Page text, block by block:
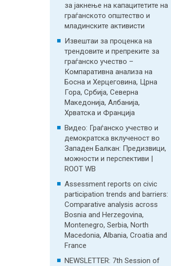
за јакнење на капацитетите на
граѓанското општество и
младинските активисти
Извештаи за проценка на
трендовите и препреките за
граѓанско учество –
Компаративна анализа на
Босна и Херцеговина, Црна
Гора, Србија, Северна
Македонија, Албанија,
Хрватска и Франција
Видео: Граѓанско учество и
демократска вклученост во
Западен Балкан: Предизвици,
можности и перспективи |
ROOT WB
Assessment reports on civic
participation trends and barriers:
Comparative analysis across
Bosnia and Herzegovina,
Montenegro, Serbia, North
Macedonia, Albania, Croatia and
France
NEWSLETTER: 7th Session of